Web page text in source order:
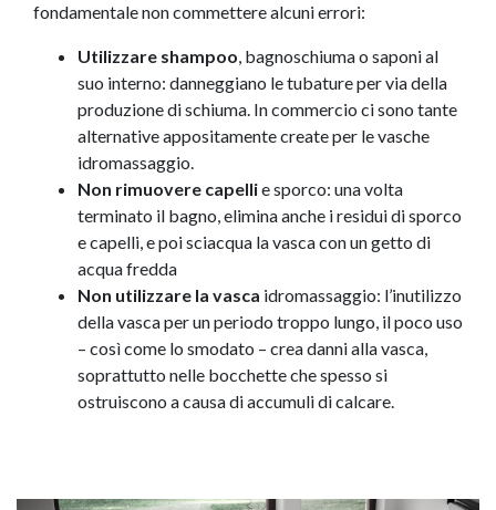
fondamentale non commettere alcuni errori:
Utilizzare shampoo, bagnoschiuma o saponi al
suo interno: danneggiano le tubature per via della
produzione di schiuma. In commercio ci sono tante
alternative appositamente create per le vasche
idromassaggio.
Non rimuovere capellie sporco: una volta
terminato il bagno, elimina anche i residui di sporco
e capelli, e poi sciacqua la vasca con un getto di
acqua fredda
Non utilizzare la vasca idromassaggio: l’inutilizzo
della vasca per un periodo troppo lungo, il poco uso
– così come lo smodato – crea danni alla vasca,
soprattutto nelle bocchette che spesso si
ostruiscono a causa di accumuli di calcare.